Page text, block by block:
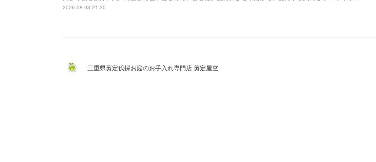
2026.08.03 21:20
三重県剪定伐採お庭のお手入れ専門店 剪定屋空